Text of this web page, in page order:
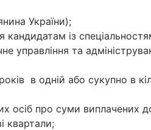
України);
із
управління та
в одній або сукупно в
осіб про суми виплачених
квартали;